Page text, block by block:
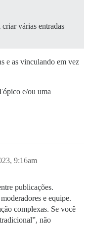
várias entradas
e as vinculando em vez
e/ou uma
9:16am
publicações.
e equipe.
complexas. Se você
não